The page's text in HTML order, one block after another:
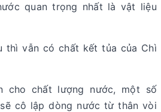
quan trọng nhất là vật liệu
thì vẫn có chất kết tủa của Chì
cho chất lượng nước, một số
cô lập dòng nước từ thân vòi